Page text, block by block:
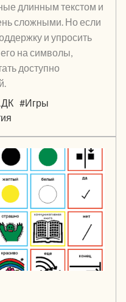
длинным текстом и
сложными. Но если
и упросить
на символы,
доступно
#Игры